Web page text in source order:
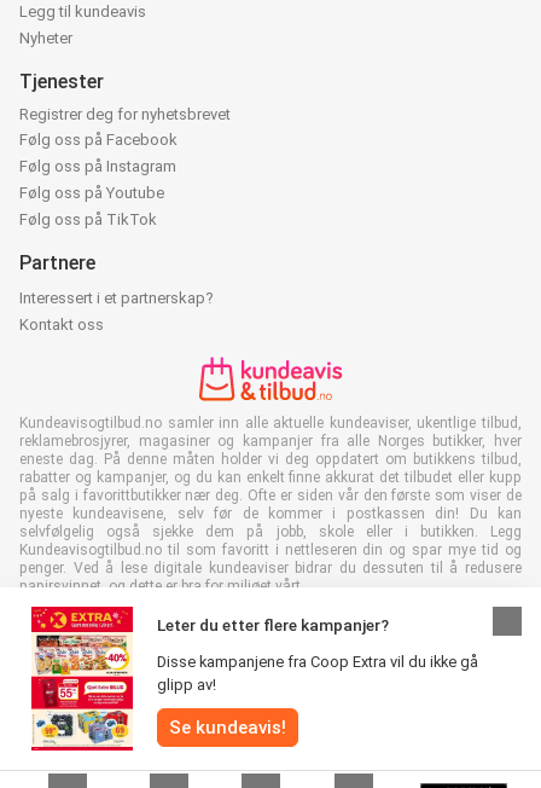
Leter du etter flere kampanjer?
Disse kampanjene fra Coop Extra vil du ikke gå
glipp av!
Se kundeavis!
Legg til kundeavis
Nyheter
Tjenester
Registrer deg for nyhetsbrevet
Følg oss på Facebook
Følg oss på Instagram
Følg oss på Youtube
Følg oss på TikTok
Partnere
Interessert i et partnerskap?
Kontakt oss
Kundeavisogtilbud.no samler inn alle aktuelle kundeaviser, ukentlige tilbud,
reklamebrosjyrer, magasiner og kampanjer fra alle Norges butikker, hver
eneste dag. På denne måten holder vi deg oppdatert om butikkens tilbud,
rabatter og kampanjer, og du kan enkelt finne akkurat det tilbudet eller kupp
på salg i favorittbutikker nær deg. Ofte er siden vår den første som viser de
nyeste kundeavisene, selv før de kommer i postkassen din! Du kan
selvfølgelig også sjekke dem på jobb, skole eller i butikken. Legg
Kundeavisogtilbud.no til som favoritt i nettleseren din og spar mye tid og
penger. Ved å lese digitale kundeaviser bidrar du dessuten til å redusere
papirsvinnet, og dette er bra for miljøet vårt.
Alle rettigheter forbeholdt © Kundeavisogtilbud.no 2026 |
Ansvarsfraskrivelse|Vilkår og betingelser
Retningslinjer for informasjonskapsler